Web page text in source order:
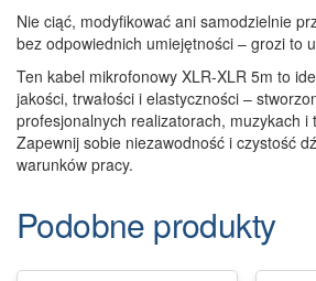
Nie ciąć, modyfikować ani samodzielnie
bez odpowiednich umiejętności – grozi to
Ten kabel mikrofonowy XLR-XLR 5m to
jakości, trwałości i elastyczności –
profesjonalnych realizatorach, muzykach i
Zapewnij sobie niezawodność i czystość
warunków pracy.
Podobne produkty